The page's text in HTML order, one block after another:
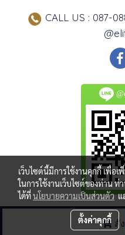
สั่
CALL US : 087-
COPYRIGHT©2015
เว็บไซต์นี้มีการใช้งานคุกกี้ เพื่
ในการใช้งานเว็บไซต์ของท่าน ท่
ได้ที่นโยบายความเป็นส่วนตัวแ
ตั้งค่าคุกกี้